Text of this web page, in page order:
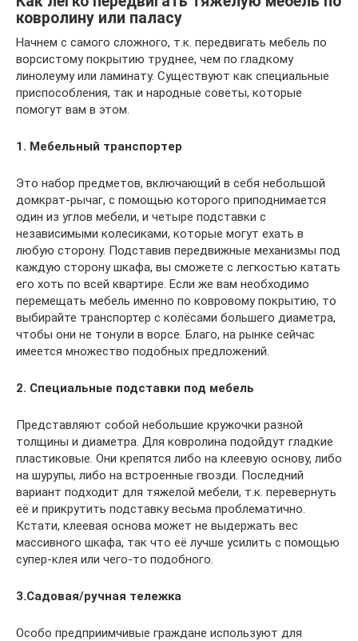
ковролину или паласу
Начнем с самого сложного, т.к. передвигать мебель по
ворсистому покрытию труднее, чем по гладкому
линолеуму или ламинату. Существуют как специальные
приспособления, так и народные советы, которые
помогут вам в этом.
1. Мебельный транспортер
Это набор предметов, включающий в себя небольшой
домкрат-рычаг, с помощью которого приподнимается
один из углов мебели, и четыре подставки с
независимыми колесиками, которые могут ехать в
любую сторону. Подставив передвижные механизмы под
каждую сторону шкафа, вы сможете с легкостью катать
его хоть по всей квартире. Если же вам необходимо
перемещать мебель именно по ковровому покрытию, то
выбирайте транспортер с колёсами большего диаметра,
чтобы они не тонули в ворсе. Благо, на рынке сейчас
имеется множество подобных предложений.
2. Специальные подставки под мебель
Представляют собой небольшие кружочки разной
толщины и диаметра. Для ковролина подойдут гладкие
пластиковые. Они крепятся либо на клеевую основу, либо
на шурупы, либо на встроенные гвозди. Последний
вариант подходит для тяжелой мебели, т.к. перевернуть
её и прикрутить подставку весьма проблематично.
Кстати, клеевая основа может не выдержать вес
массивного шкафа, так что её лучше усилить с помощью
супер-клея или чего-то подобного.
3.Садовая/ручная тележка
Особо предприимчивые граждане используют для